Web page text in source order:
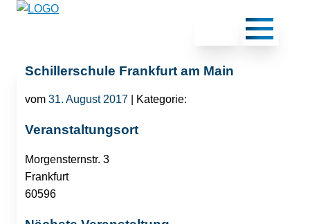
Schillerschule Frankfurt am Main
vom 31. August 2017 | Kategorie:
Veranstaltungsort
Morgensternstr. 3
Frankfurt
60596